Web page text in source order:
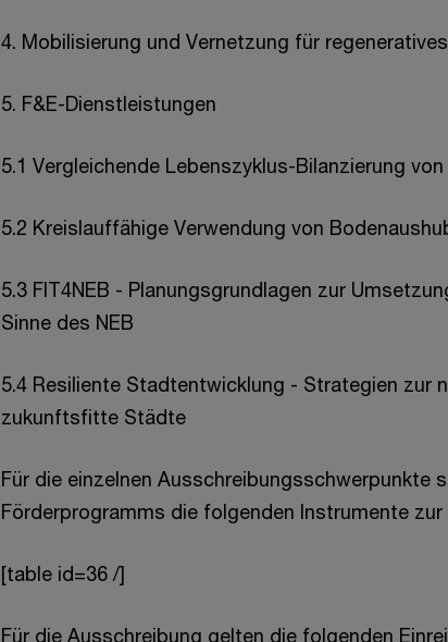
4. Mobilisierung und Vernetzung für
5. F&E-Dienstleistungen
5.1 Vergleichende Lebenszyklus-Bilanzierung
5.2 Kreislauffähige Verwendung von
5.3 FIT4NEB - Planungsgrundlagen zur
Sinne des NEB
5.4 Resiliente Stadtentwicklung - Strategien zur
zukunftsfitte Städte
Für die einzelnen Ausschreibungsschwerpunkte
Förderprogramms die folgenden Instrumente zur
[table id=36 /]
Für die Ausschreibung gelten die folgenden